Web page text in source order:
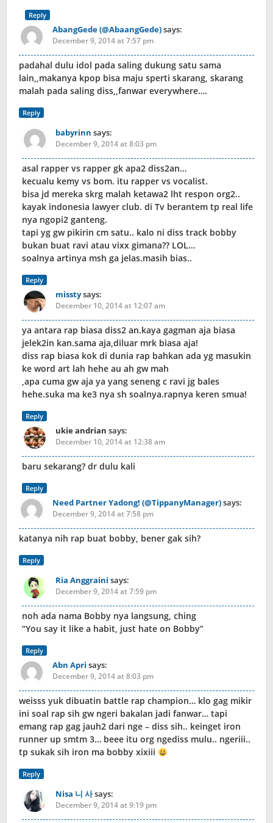
Reply
AbangGede (@AbaangGede)says:
December 9, 2014 at 7:57 pm
padahal dulu idol pada saling dukung satu sama
lain,,makanya kpop bisa maju sperti skarang, skarang
malah pada saling diss,,fanwar everywhere….
Reply
babyrinn says:
December 9, 2014 at 8:03 pm
asal rapper vs rapper gk apa2 diss2an…
kecualu kemy vs bom. itu rapper vs vocalist.
bisa jd mereka skrg malah ketawa2 lht respon org2..
kayak indonesia lawyer club. di Tv berantem tp real life
nya ngopi2 ganteng.
tapi yg gw pikirin cm satu.. kalo ni diss track bobby
bukan buat ravi atau vixx gimana?? LOL…
soalnya artinya msh ga jelas.masih bias..
Reply
misstysays:
December 10, 2014 at 12:07 am
ya antara rap biasa diss2 an.kaya gagman aja biasa
jelek2in kan.sama aja,diluar mrk biasa aja!
diss rap biasa kok di dunia rap bahkan ada yg masukin
ke word art lah hehe au ah gw mah
,apa cuma gw aja ya yang seneng c ravi jg bales
hehe.suka ma ke3 nya sh soalnya.rapnya keren smua!
Reply
ukie andrian says:
December 10, 2014 at 12:38 am
baru sekarang? dr dulu kali
Reply
Need Partner Yadong! (@TippanyManager)says:
December 9, 2014 at 7:58 pm
katanya nih rap buat bobby, bener gak sih?
Reply
Ria Anggraini says:
December 9, 2014 at 7:59 pm
noh ada nama Bobby nya langsung, ching
“You say it like a habit, just hate on Bobby”
Reply
Abn Apri says:
December 9, 2014 at 8:03 pm
weisss yuk dibuatin battle rap champion… klo gag mikir
ini soal rap sih gw ngeri bakalan jadi fanwar… tapi
emang rap gag jauh2 dari nge – diss sih.. keinget iron
runner up smtm 3… beee itu org ngediss mulu.. ngeriii..
tp sukak sih iron ma bobby xixiii
Reply
Nisa 니 사says:
December 9, 2014 at 9:19 pm